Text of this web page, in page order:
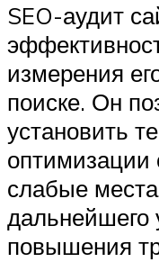
SEO-аудит
измерения
поиске. Он
установить
оптимизации
слабые
дальнейшего
повышения